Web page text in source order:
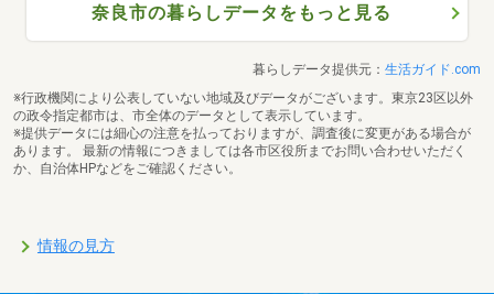
奈良市の暮らしデータをもっと見る
暮らしデータ提供元： 生活ガイド.com
※行政機関により公表していない地域及びデータがございます。東京23区以外
の政令指定都市は、市全体のデータとして表示しています。
※提供データには細心の注意を払っておりますが、調査後に変更がある場合が
あります。 最新の情報につきましては各市区役所までお問い合わせいただく
か、自治体HPなどをご確認ください。
情報の見方